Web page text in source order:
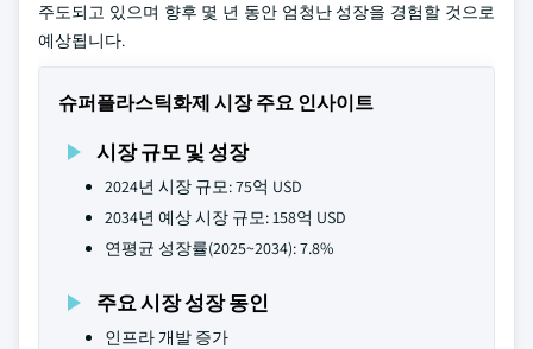
주도되고 있으며 향후 몇 년 동안 엄청난 성장을 경험할 것으로
예상됩니다.
슈퍼플라스틱화제 시장 주요 인사이트
시장 규모 및 성장
2024년 시장 규모: 75억 USD
2034년 예상 시장 규모: 158억 USD
연평균 성장률(2025~2034): 7.8%
주요 시장 성장 동인
인프라 개발 증가